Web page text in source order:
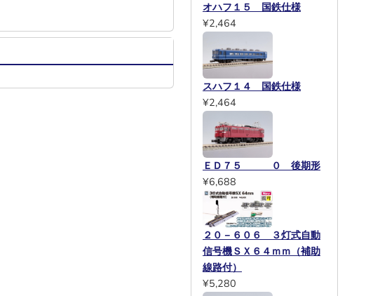
オハフ１５ 国鉄仕様
¥2,464
スハフ１４ 国鉄仕様
¥2,464
ＥＤ７５ ０ 後期形
¥6,688
２０－６０６ ３灯式自動
信号機ＳＸ６４ｍｍ（補助
線路付）
¥5,280